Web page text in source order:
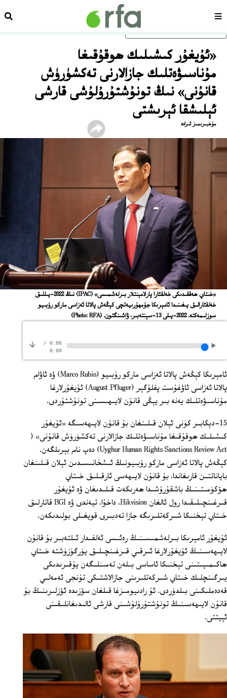
ئاساسلىق مەزمۇنغا ئاتلاڭسەھىپە
«ئۇيغۇر كىشىلىك ھوقۇقىغا
مۇناسىۋەتلىك جازالارنى تەكشۈرۈش
قانۇنى» نىڭ تونۇشتۇرۇلۇشى قارشى
ئېلىشقا ئېرىشتى
مۇخبىرىمىز ئىرادە
«خىتاي ھەققىدىكى خەلقئارا پارلامېنتلار بىرلەشمىسى» (IPAC) نىڭ 2022-يىللىق
خەلقئارالىق يىغىنىدا ئامېرىكا جۇمھۇرىيەتچى كېڭەش پالاتا ئەزاسى ماركو رۇبىيو
سوزلىمەكتە. 2022-يىلى 13-سېنتەبىر، ۋاشىنگتون.
(Photo: RFA)
0:00
/
0:00
ئامېرىكا كېڭەش پالاتا ئەزاسى ماركو رۇبىيو (Marco Rubio) ۋە ئاۋام
پالاتا ئەزاسى ئاۋغۇست پفلۇگېر (August Pfluger) ئۇيغۇرلارغا
مۇناسىۋەتلىك يەنە بىر يېڭى قانۇن لايىھىسىنى تونۇشتۇردى.
15-دېكابىر كۈنى ئېلان قىلىنغان بۇ قانۇن لايىھەسىگە «ئۇيغۇر
كىشىلىك ھوقۇقىغا مۇناسىۋەتلىك جازالارنى تەكشۈرۈش قانۇنى» (
Uyghur Human Rights Sanctions Review Act) دەپ نام بېرىلگەن.
كېڭەش پالاتا ئەزاسى ماركو رۇبىيونىڭ ئىشخانىسىدىن ئېلان قىلىنغان
باياناتتىن قارىغاندا، بۇ قانۇن لايىھەسى ئارقىلىق خىتاي
ھۆكۈمىتىنىڭ باشقۇرۇشىدا ھەرىكەت قىلىدىغان ۋە ئۇيغۇر
قىرغىنچىلىقىدا رول ئالغان Hikvision، داخۇا، تيەندى ۋە BGI قاتارلىق
خىتاي تېخنىكا شىركەتلىرىگە جازا تەدبىرى قويغىلى بولىدىكەن.
ئۇيغۇر ئامېرىكا بىرلەشمىسىنىڭ رەئىسى ئەلفىدار ئىلتەبىر بۇ قانۇن
لايىھەسىنىڭ ئۇيغۇرلارغا ئىرقىي قىرغىنچىلىق يۈرگۈزۈشتە خىتاي
ھاكىمىيىتىنى تېخنىكا ئاساسى بىلەن تەمىنلىگەن يۇقىرىدىكى
يىرگىنچلىك خىتاي شىركەتلىرىنى جازالاشتىكى تۇنجى ئەمەلىي
قەدەملىكىنى بىلدۈردى. ئۇ رادىيومىزغا قىلغان سۆزىدە ئۆزلىرىنىڭ بۇ
قانۇن لايىھەسىنىڭ تونۇشتۇرۇلۇشىنى قارشى ئالىدىغانلىقىنى
ئېيتتى.